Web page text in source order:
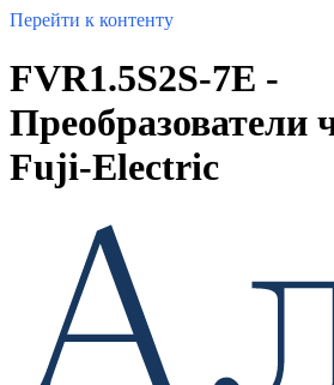
Перейти к контенту
FVR1.5S2S-7E -
Преобразователи
Fuji-Electric